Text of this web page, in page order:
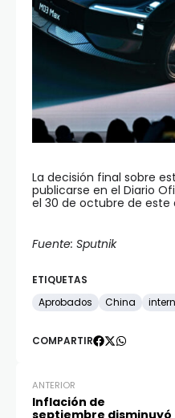
La decisión final sobre
publicarse en el Diario
el 30 de octubre de este
Fuente: Sputnik
ETIQUETAS
Aprobados
China
COMPARTIR
ANTERIOR
Inflación de